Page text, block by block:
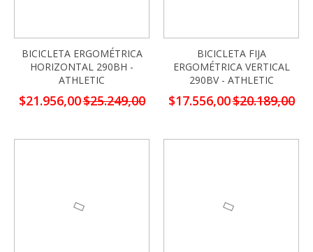
BICICLETA ERGOMÉTRICA
HORIZONTAL 290BH -
ATHLETIC
Precio
especial
$21.956,00$25.249,00
BICICLETA FIJA
ERGOMÉTRICA VERTICAL
290BV - ATHLETIC
Precio
especial
$17.556,00$20.189,00